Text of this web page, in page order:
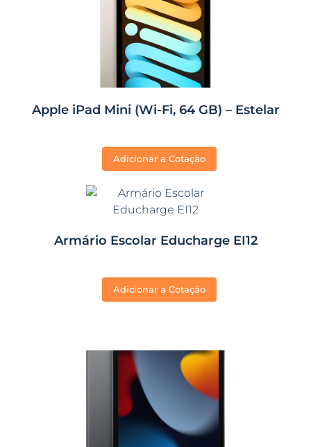
Apple iPad Mini (Wi-Fi, 64 GB) – Estelar
Adicionar a Cotação
Armário Escolar Educharge EI12
Adicionar a Cotação